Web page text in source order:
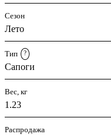
Сезон
Лето
Тип ?
Сапоги
Вес, кг
1.23
Распродажа